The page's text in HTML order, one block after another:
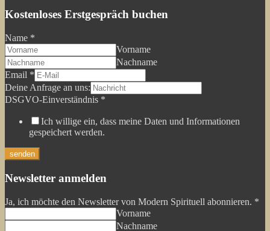
Kostenloses Erstgespräch buchen
Name *
Vorname
Nachname
Email *
Deine Anfrage an uns:
DSGVO-Einverständnis *
Ich willige ein, dass meine Daten und Informationen
gespeichert werden.
senden
Newsletter anmelden
Ja, ich möchte den Newsletter von Modern Spirituell abonnieren. *
Vorname
Nachname